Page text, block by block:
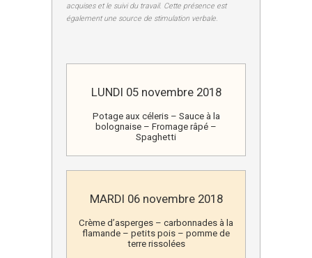
acquises et le suivi du travail. Cette présence est
également une source de stimulation verbale.
LUNDI 05 novembre 2018
Potage aux céleris – Sauce à la
bolognaise – Fromage râpé –
Spaghetti
MARDI 06 novembre 2018
Crème d’asperges – carbonnades à la
flamande – petits pois – pomme de
terre rissolées